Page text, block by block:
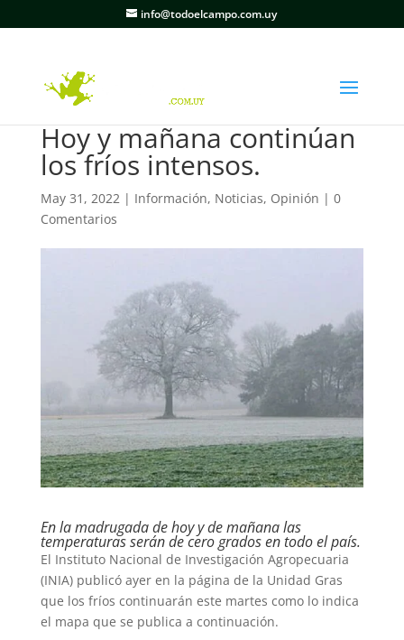
info@todoelcampo.com.uy
Hoy y mañana continúan
los fríos intensos.
May 31, 2022| Información, Noticias, Opinión | 0
Comentarios
En la madrugada de hoy y de mañana las
temperaturas serán de cero grados en todo el país.
El Instituto Nacional de Investigación Agropecuaria
(INIA) publicó ayer en la página de la Unidad Gras
que los fríos continuarán este martes como lo indica
el mapa que se publica a continuación.